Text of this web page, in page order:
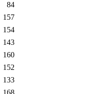
84
157
154
143
160
152
133